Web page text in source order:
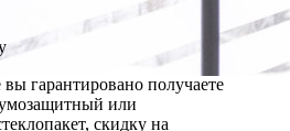
гарантировано получаете
или
скидку на